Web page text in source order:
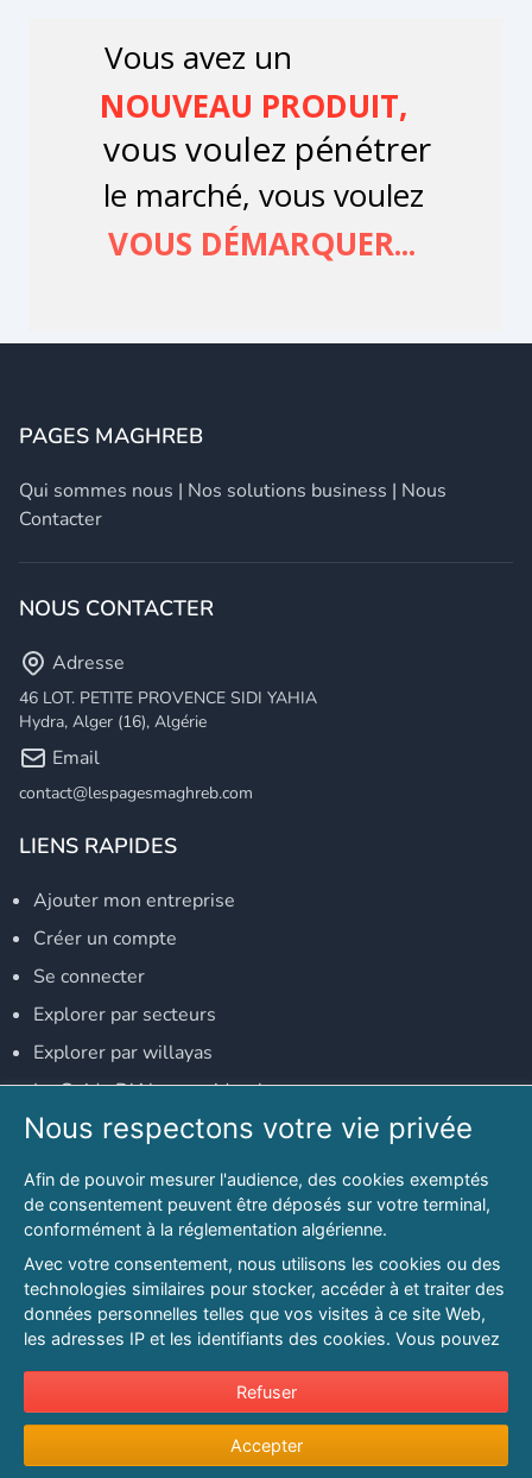
PAGES MAGHREB
Qui sommes nous | Nos solutions business | Nous
Contacter
NOUS CONTACTER
Adresse
46 LOT. PETITE PROVENCE SIDI YAHIA
Hydra, Alger (16), Algérie
Email
contact@lespagesmaghreb.com
LIENS RAPIDES
Ajouter mon entreprise
Créer un compte
Se connecter
Explorer par secteurs
Explorer par willayas
Le Guide D'Alger, guide-alger.com
NOS RÉSEAUX SOCIAUX
Notre page Facebook
Notre page LinkedIn
Notre page Instagram
Notre page Twitter
© 2026 PAGESMAGHREB.COM. ALL RIGHTS RESERVED
Conditions générales d'utilisation
confidentialité
Protection de la vie privée
Nous respectons votre vie privée
Afin de pouvoir mesurer l'audience, des cookies exemptés
de consentement peuvent être déposés sur votre terminal,
conformément à la réglementation algérienne.
Avec votre consentement, nous utilisons les cookies ou des
technologies similaires pour stocker, accéder à et traiter des
données personnelles telles que vos visites à ce site Web,
les adresses IP et les identifiants des cookies. Vous pouvez
sur l'intérêt légitime à tout moment en cliquant sur « Refuser
».
Pour en savoir plus sur notre politique en matière de cookies
et pour ajuster vos préférences, veuillez consulter notre
Refuser
Accepter